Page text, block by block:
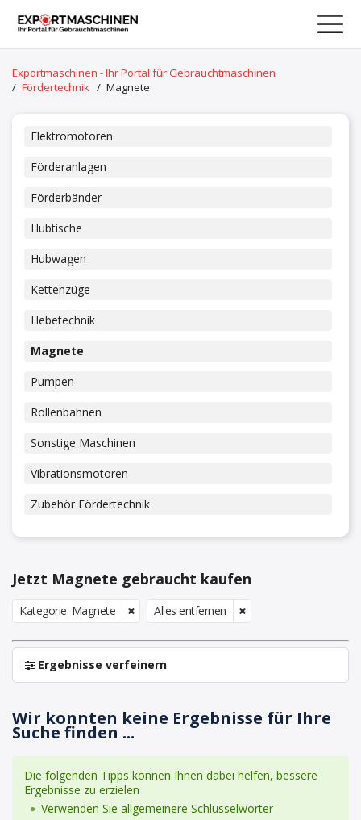
Exportmaschinen - Ihr Portal für Gebrauchtmaschinen
/ Fördertechnik / Magnete
Elektromotoren
Förderanlagen
Förderbänder
Hubtische
Hubwagen
Kettenzüge
Hebetechnik
Magnete
Pumpen
Rollenbahnen
Sonstige Maschinen
Vibrationsmotoren
Zubehör Fördertechnik
Jetzt Magnete gebraucht kaufen
Kategorie: Magnete Alles entfernen
Ergebnisse verfeinern
Wir konnten keine Ergebnisse für Ihre
Suche finden ...
Die folgenden Tipps können Ihnen dabei helfen, bessere
Ergebnisse zu erzielen
Verwenden Sie allgemeinere Schlüsselwörter